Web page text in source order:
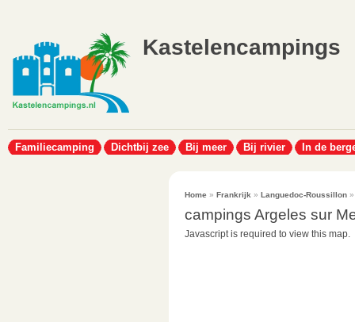
Kastelencampings
Familiecamping Dichtbij zee Bij meer Bij rivier In de
Home » Frankrijk » Languedoc-Roussillon
campings Argeles sur
Javascript is required to view this map.